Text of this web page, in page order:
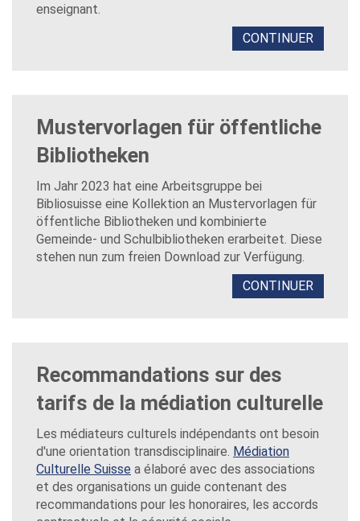
enseignant.
CONTINUER
Mustervorlagen für öffentliche
Bibliotheken
Im Jahr 2023 hat eine Arbeitsgruppe bei
Bibliosuisse eine Kollektion an Mustervorlagen für
öffentliche Bibliotheken und kombinierte
Gemeinde- und Schulbibliotheken erarbeitet. Diese
stehen nun zum freien Download zur Verfügung.
CONTINUER
Recommandations sur des
tarifs de la médiation culturelle
Les médiateurs culturels indépendants ont besoin
d'une orientation transdisciplinaire. Médiation
Culturelle Suisse a élaboré avec des associations
et des organisations un guide contenant des
recommandations pour les honoraires, les accords